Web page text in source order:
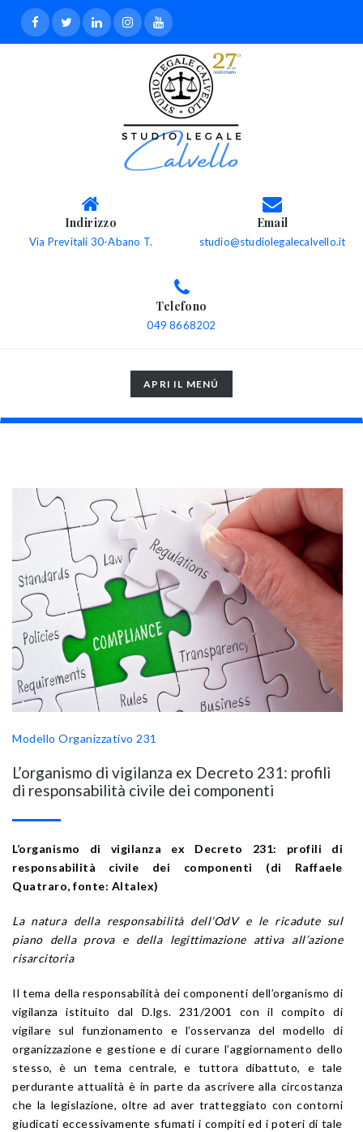
Indirizzo
Via Previtali 30-Abano T.
Email
studio@studiolegalecalvello.it
Telefono
049 8668202
TOGGLE
NAVIGATION
APRI IL MENÚ
Modello Organizzativo 231
L’organismo di vigilanza ex Decreto 231: profili
di responsabilità civile dei componenti
L’organismo di vigilanza ex Decreto 231: profili di
responsabilità civile dei componenti (di Raffaele
Quatraro, fonte: Altalex)
La natura della responsabilità dell’OdV e le ricadute sul
piano della prova e della legittimazione attiva all’azione
risarcitoria
Il tema della responsabilità dei componenti dell’organismo di
vigilanza istituito dal D.lgs. 231/2001 con il compito di
vigilare sul funzionamento e l’osservanza del modello di
organizzazione e gestione e di curare l’aggiornamento dello
stesso, è un tema centrale, e tuttora dibattuto, e tale
perdurante attualità è in parte da ascrivere alla circostanza
che la legislazione, oltre ad aver tratteggiato con contorni
giudicati eccessivamente sfumati i compiti ed i poteri di tale